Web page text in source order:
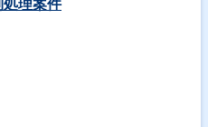
処理案件